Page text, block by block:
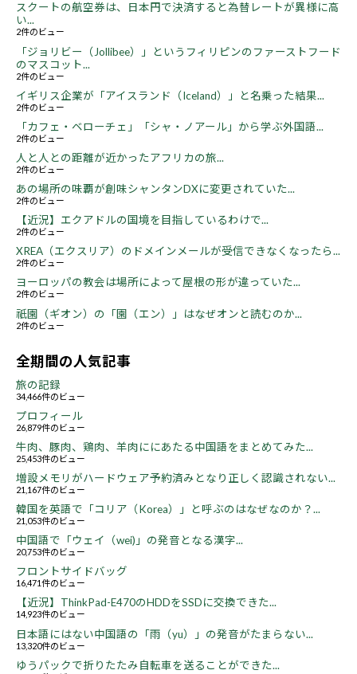
スクートの航空券は、日本円で決済すると為替レートが異様に高
い...
2件のビュー
「ジョリビー（Jollibee）」というフィリピンのファーストフード
のマスコット...
2件のビュー
イギリス企業が「アイスランド（Iceland）」と名乗った結果...
2件のビュー
「カフェ・ベローチェ」「シャ・ノアール」から学ぶ外国語...
2件のビュー
人と人との距離が近かったアフリカの旅...
2件のビュー
あの場所の味覇が創味シャンタンDXに変更されていた...
2件のビュー
【近況】エクアドルの国境を目指しているわけで...
2件のビュー
XREA（エクスリア）のドメインメールが受信できなくなったら...
2件のビュー
ヨーロッパの教会は場所によって屋根の形が違っていた...
2件のビュー
祇園（ギオン）の「園（エン）」はなぜオンと読むのか...
2件のビュー
全期間の人気記事
旅の記録
34,466件のビュー
プロフィール
26,879件のビュー
牛肉、豚肉、鶏肉、羊肉ににあたる中国語をまとめてみた...
25,453件のビュー
増設メモリがハードウェア予約済みとなり正しく認識されない...
21,167件のビュー
韓国を英語で「コリア（Korea）」と呼ぶのはなぜなのか？...
21,053件のビュー
中国語で「ウェイ（wei)」の発音となる漢字...
20,753件のビュー
フロントサイドバッグ
16,471件のビュー
【近況】ThinkPad-E470のHDDをSSDに交換できた...
14,923件のビュー
日本語にはない中国語の「雨（yu）」の発音がたまらない...
13,320件のビュー
ゆうパックで折りたたみ自転車を送ることができた...